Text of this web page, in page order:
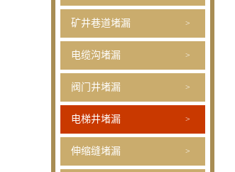
矿井巷道堵漏
电缆沟堵漏
阀门井堵漏
电梯井堵漏
伸缩缝堵漏